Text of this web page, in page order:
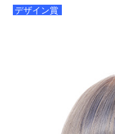
デザイン賞